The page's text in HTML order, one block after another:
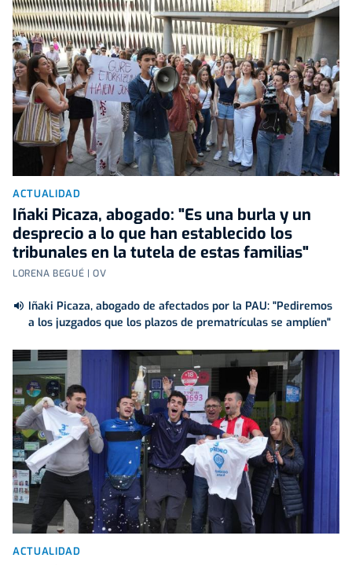
ACTUALIDAD
Iñaki Picaza, abogado: "Es una burla y un
desprecio a lo que han establecido los
tribunales en la tutela de estas familias"
LORENA BEGUÉ | OV
Iñaki Picaza, abogado de afectados por la PAU: "Pediremos
a los juzgados que los plazos de prematrículas se amplíen"
ACTUALIDAD